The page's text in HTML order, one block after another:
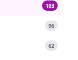
103
96
62